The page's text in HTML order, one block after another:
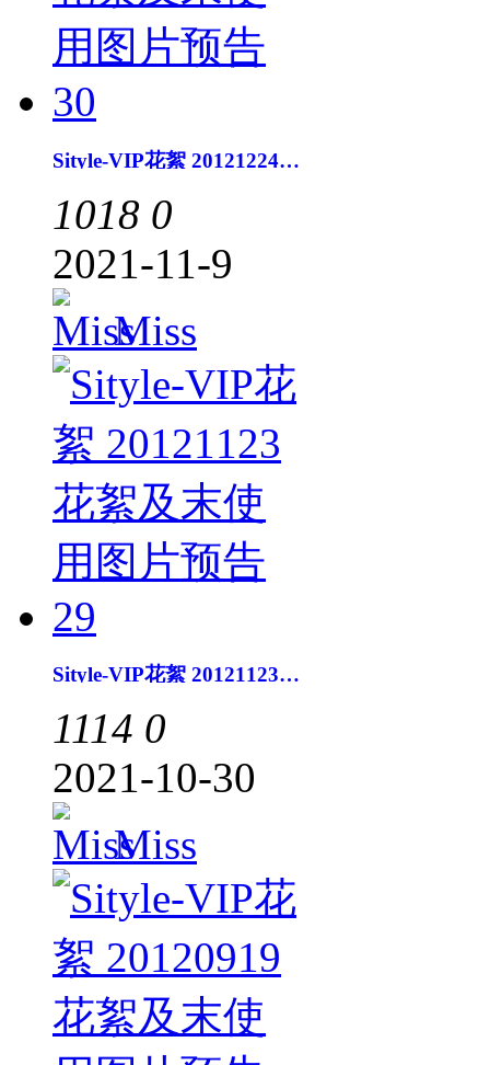
Sityle-VIP花絮 20121224花絮及末使用图片预告30
1018 0
2021-11-9
Miss
Sityle-VIP花絮 20121123花絮及末使用图片预告29
1114 0
2021-10-30
Miss